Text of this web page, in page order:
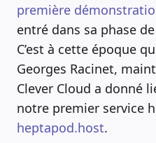
première
entré dans sa phase
C’est à cette époque
Georges Racinet,
Clever Cloud a donné
notre premier service
heptapod.host.